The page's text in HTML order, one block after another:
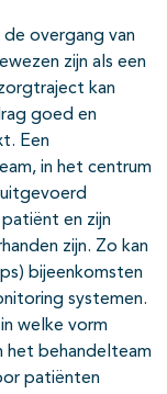
overgang van
zijn als een
kan
goed en
Een
in het centrum
en zijn
zijn. Zo kan
bijeenkomsten
systemen.
welke vorm
het behandelteam
patiënten